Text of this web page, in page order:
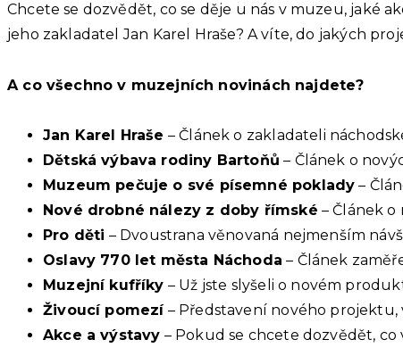
Chcete se dozvědět, co se děje u nás v muzeu, jaké
jeho zakladatel Jan Karel Hraše? A víte, do jakých
A co všechno v muzejních novinách najdete?
Jan Karel Hraše – Článek o zakladateli
Dětská výbava rodiny Bartoňů – Článek o
Muzeum pečuje o své písemné poklady –
Nové drobné nálezy z doby římské – Článek
Pro děti – Dvoustrana věnovaná nejmenším
Oslavy 770 let města Náchoda – Článek
Muzejní kufříky – Už jste slyšeli o novém
Živoucí pomezí– Představení nového projektu,
Akce a výstavy – Pokud se chcete dozvědět,